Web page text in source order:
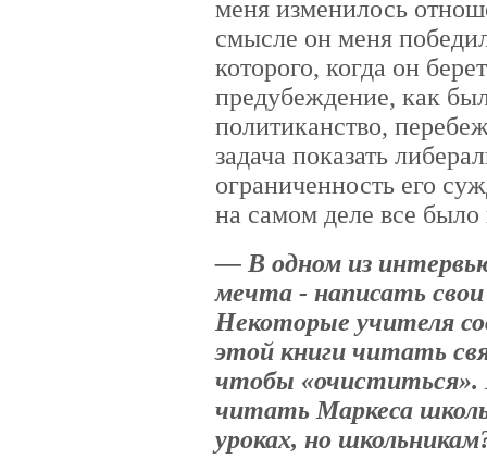
меня изменилось
смысле он меня
которого, когда он
предубеждение, как
политиканство,
задача показать
ограниченность его
на самом деле все
— В одном из
мечта - написать
Некоторые учителя
этой книги читать
чтобы «очиститься».
читать Маркеса
уроках, но